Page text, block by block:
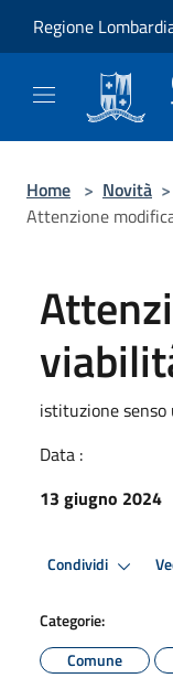
Regione
Home > Novità >
Attenzione
istituzione senso
Data :
13 giugno 2024
Condividi
Categorie:
Comune